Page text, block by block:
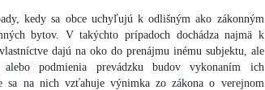
kedy sa obce uchyľujú k odlišným ako zákonným
bytov. V takýchto prípadoch dochádza najmä k
dajú na oko do prenájmu inému subjektu, ale
podmienia prevádzku budov vykonaním ich
sa na nich vzťahuje výnimka zo zákona o verejnom